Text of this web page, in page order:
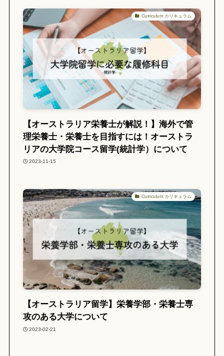
Curriculum カリキュラム
【オーストラリア栄養士が解説！】海外で管
理栄養士・栄養士を目指すには！オーストラ
リアの大学院コース留学(統計学）について
2023-11-15
Curriculum カリキュラム
【オーストラリア留学】栄養学部・栄養士専
攻のある大学について
2023-02-21